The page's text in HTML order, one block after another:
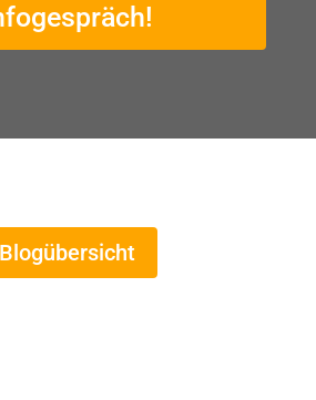
Blogübersicht